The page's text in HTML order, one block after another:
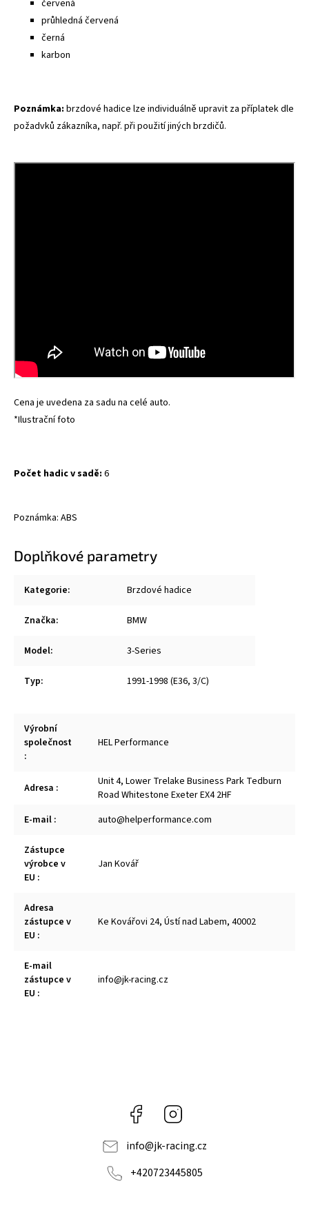
červená
průhledná červená
černá
karbon
Poznámka: brzdové hadice lze individuálně upravit za příplatek dle
požadvků zákazníka, např. při použití jiných brzdičů.
Cena je uvedena za sadu na celé auto.
*Ilustrační foto
Počet hadic v sadě: 6
Poznámka: ABS
Doplňkové parametry
Kategorie: Brzdové hadice
Značka: BMW
Model: 3-Series
Typ: 1991-1998 (E36, 3/C)
Výrobní
společnost
:
HEL Performance
Adresa :
Unit 4, Lower Trelake Business Park Tedburn
Road Whitestone Exeter EX4 2HF
E-mail : auto@helperformance.com
Zástupce
výrobce v
EU :
Jan Kovář
Adresa
zástupce v
EU :
Ke Kovářovi 24, Ústí nad Labem, 40002
E-mail
zástupce v
EU :
info@jk-racing.cz
Facebook
info@jk-racing.cz
+420723445805